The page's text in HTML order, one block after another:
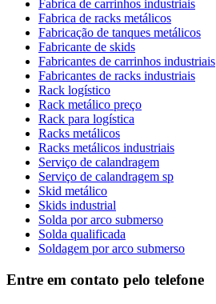
Fabrica de carrinhos industriais
Fabrica de racks metálicos
Fabricação de tanques metálicos
Fabricante de skids
Fabricantes de carrinhos industriais
Fabricantes de racks industriais
Rack logístico
Rack metálico preço
Rack para logística
Racks metálicos
Racks metálicos industriais
Serviço de calandragem
Serviço de calandragem sp
Skid metálico
Skids industrial
Solda por arco submerso
Solda qualificada
Soldagem por arco submerso
Entre em contato pelo telefone